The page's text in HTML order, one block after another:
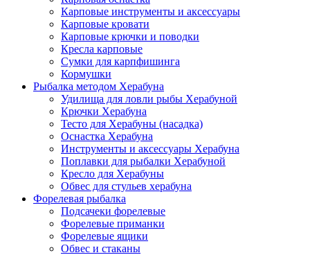
Карповые инструменты и аксессуары
Карповые кровати
Карповые крючки и поводки
Кресла карповые
Сумки для карпфишинга
Кормушки
Рыбалка методом Херабуна
Удилища для ловли рыбы Херабуной
Крючки Херабуна
Тесто для Херабуны (насадка)
Оснастка Херабуна
Инструменты и аксессуары Херабуна
Поплавки для рыбалки Херабуной
Кресло для Херабуны
Обвес для стульев херабуна
Форелевая рыбалка
Подсачеки форелевые
Форелевые приманки
Форелевые ящики
Обвес и стаканы